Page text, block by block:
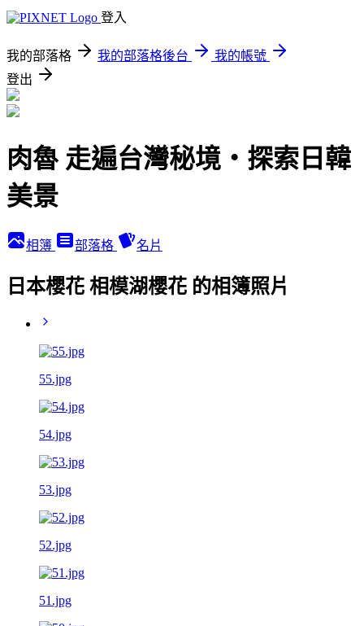
登入
我的部落格 我的部落格後台
我的帳號
登出
肉魯 走遍台灣秘境・探索日韓
美景
相簿 部落格 名片
日本櫻花 相模湖櫻花 的相簿照片
55.jpg
54.jpg
53.jpg
52.jpg
51.jpg